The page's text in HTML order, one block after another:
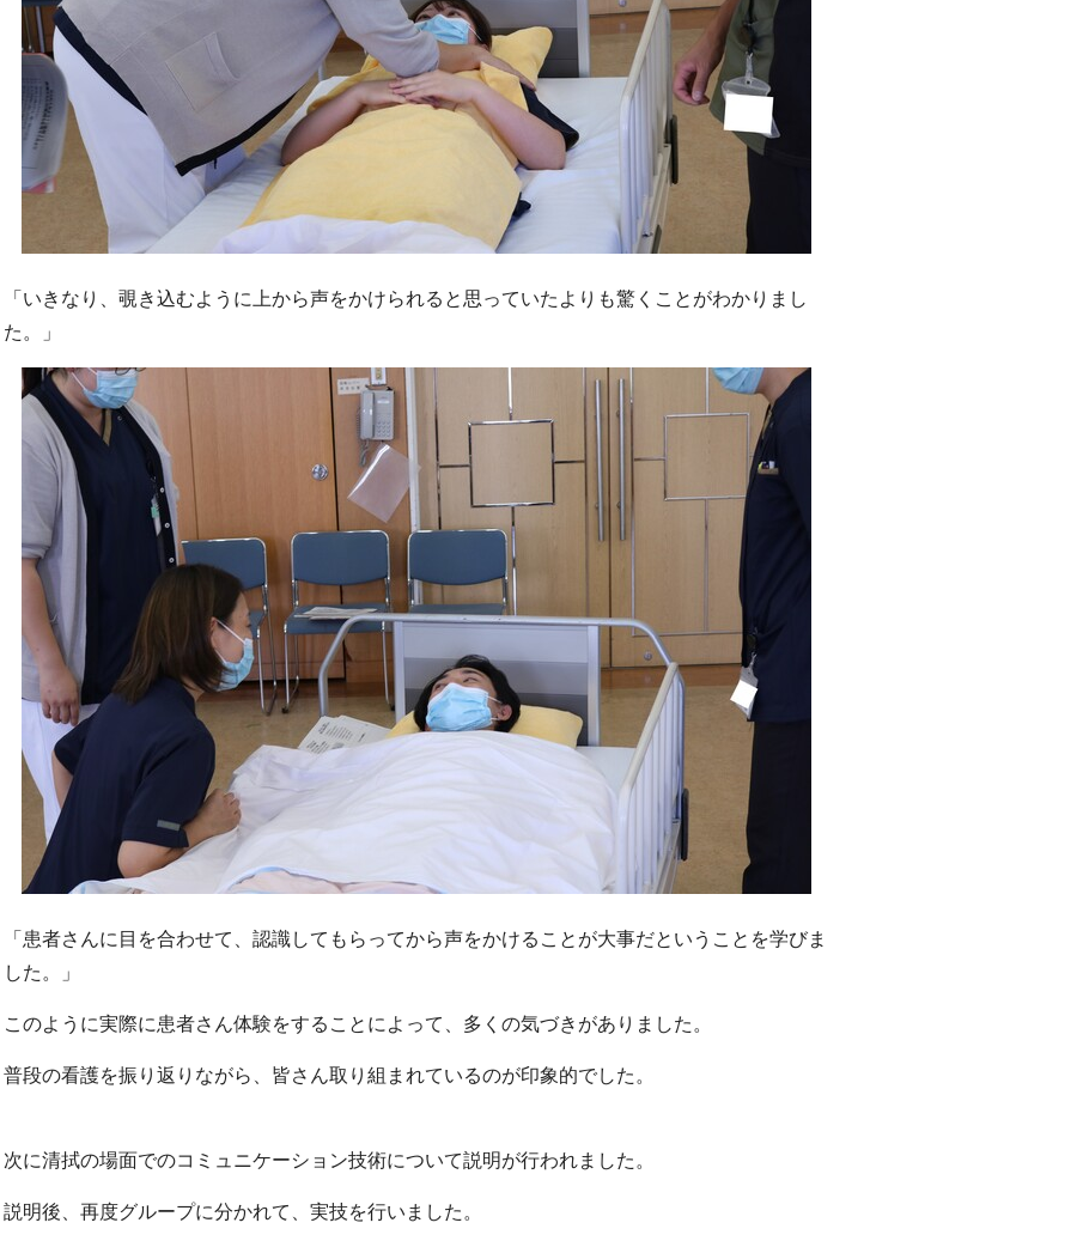
「いきなり、覗き込むように上から声をかけられると思っていたよりも驚くことがわかりまし
た。」
「患者さんに目を合わせて、認識してもらってから声をかけることが大事だということを学びま
した。」
このように実際に患者さん体験をすることによって、多くの気づきがありました。
普段の看護を振り返りながら、皆さん取り組まれているのが印象的でした。
次に清拭の場面でのコミュニケーション技術について説明が行われました。
説明後、再度グループに分かれて、実技を行いました。